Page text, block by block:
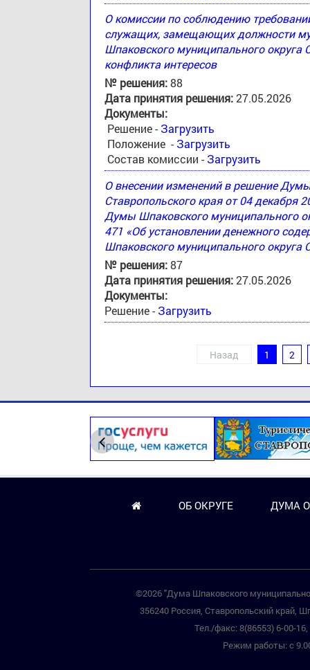
О комиссии по соблюдению
служащих, замещающих должности
Шпаковского муниципального округа
конфликта интересов
№ решения:88
Дата принятия решения:27.05.2026
Документы:
Решение - Загрузить
Положение - Загрузить
Состав комиссии - Загрузить
О внесении изменений в решение
Ставропольского края от 04 декабря
Думы Шпаковского муниципального
471 «Об установлении денежного
Шпаковского муниципального округа
№ решения:87
Дата принятия решения:27.05.2026
Документы:
Решение - Загрузить
Назад 1 2
ОБ ОКРУГЕ ДУМА
©2026 "Дума Шпаковского
356240 Россия, Ставропольский край,
Тел./факс: 8(86553) 6-00-
Режим работы: с